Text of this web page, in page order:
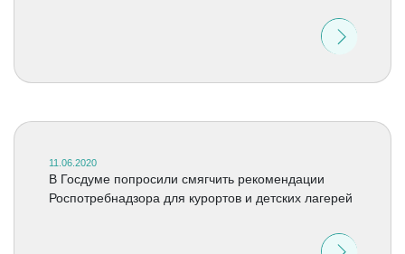
11.06.2020
В Госдуме попросили смягчить рекомендации
Роспотребнадзора для курортов и детских лагерей